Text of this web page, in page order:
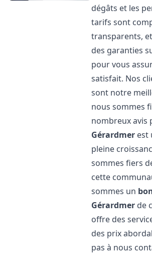
dégâts et les
tarifs sont
transparents,
des garanties
pour vous
satisfait. Nos
sont notre
nous sommes
nombreux avis
Gérardmer est
pleine
sommes fiers
cette
sommes un
Gérardmer de
offre des
des prix
pas à nous